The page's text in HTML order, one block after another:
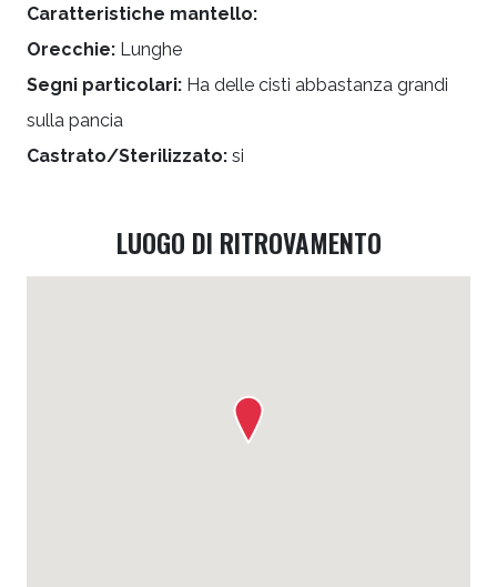
Caratteristiche mantello:
Orecchie: Lunghe
Segni particolari: Ha delle cisti abbastanza grandi
sulla pancia
Castrato/Sterilizzato: si
LUOGO DI RITROVAMENTO